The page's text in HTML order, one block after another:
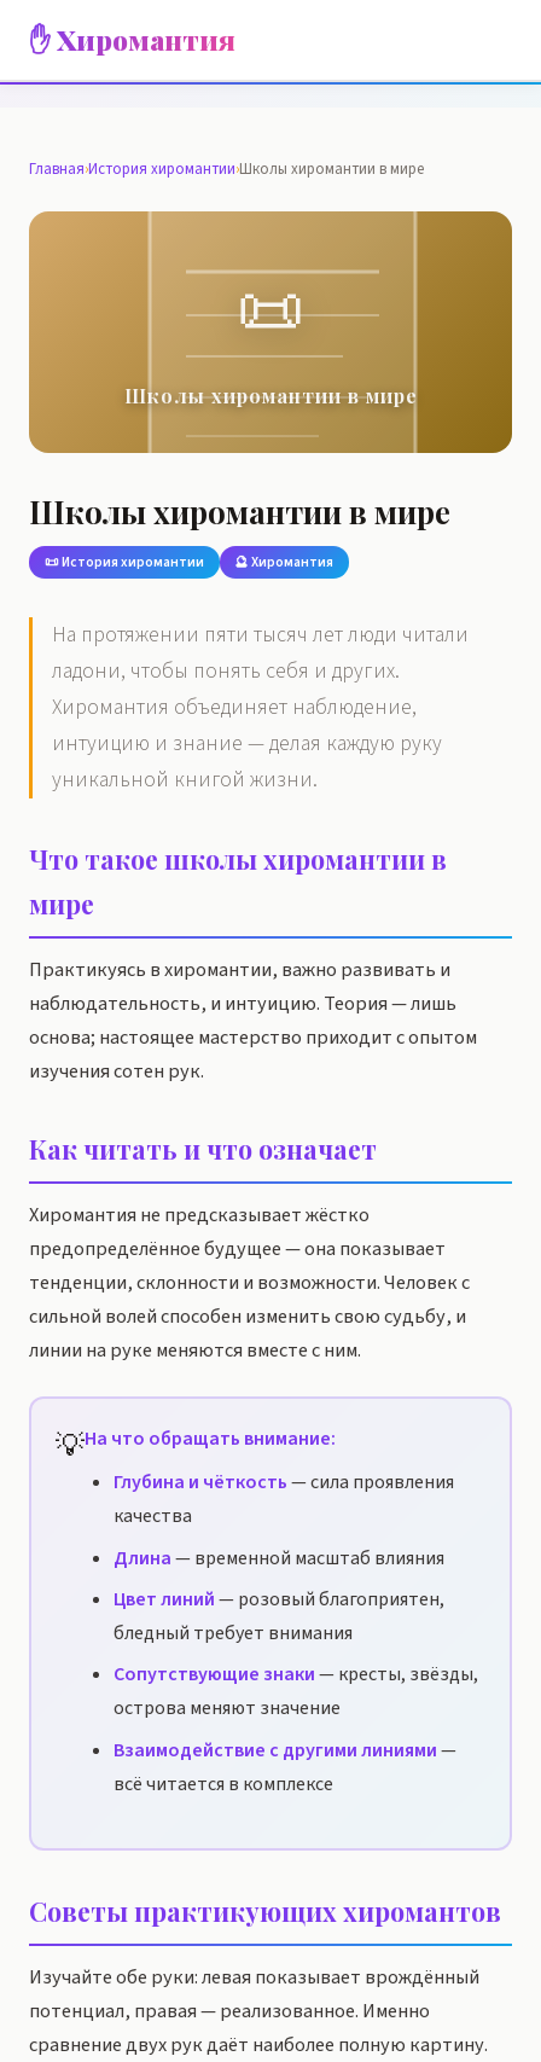
✋ Хиромантия
Главная›История хиромантии›Школы хиромантии в мире
📜
Школы хиромантии в мире
Школы хиромантии в мире
📜 История хиромантии 🔮 Хиромантия
На протяжении пяти тысяч лет люди читали
ладони, чтобы понять себя и других.
Хиромантия объединяет наблюдение,
интуицию и знание — делая каждую руку
уникальной книгой жизни.
Что такое школы хиромантии в
мире
Практикуясь в хиромантии, важно развивать и
наблюдательность, и интуицию. Теория — лишь
основа; настоящее мастерство приходит с опытом
изучения сотен рук.
Как читать и что означает
Хиромантия не предсказывает жёстко
предопределённое будущее — она показывает
тенденции, склонности и возможности. Человек с
сильной волей способен изменить свою судьбу, и
линии на руке меняются вместе с ним.
💡На что обращать внимание:
Глубина и чёткость— сила проявления
качества
Длина— временной масштаб влияния
Цвет линий— розовый благоприятен,
бледный требует внимания
Сопутствующие знаки— кресты, звёзды,
острова меняют значение
Взаимодействие с другими линиями—
всё читается в комплексе
Советы практикующих хиромантов
Изучайте обе руки: левая показывает врождённый
потенциал, правая — реализованное. Именно
сравнение двух рук даёт наиболее полную картину.